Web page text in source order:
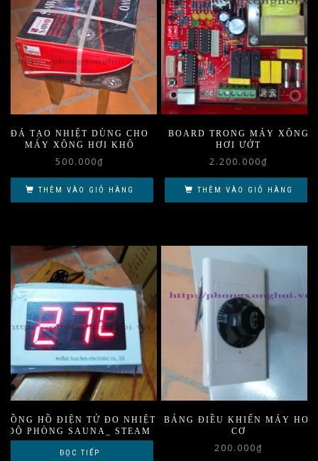
ĐÁ TẠO NHIỆT DÙNG CHO
MÁY XÔNG HƠI KHÔ
500.000₫
THÊM VÀO GIỎ HÀNG
BOARD TRONG MÁY XÔNG
HƠI ƯỚT
2.200.000₫
THÊM VÀO GIỎ HÀNG
ĐỒNG HỒ ĐIỆN TỬ ĐO NHIỆT
ĐỘ PHÒNG SAUNA_ STEAM
ĐỌC TIẾP
BẢNG ĐIỀU KHIỂN MÁY HƠI
CƠ
200.000₫